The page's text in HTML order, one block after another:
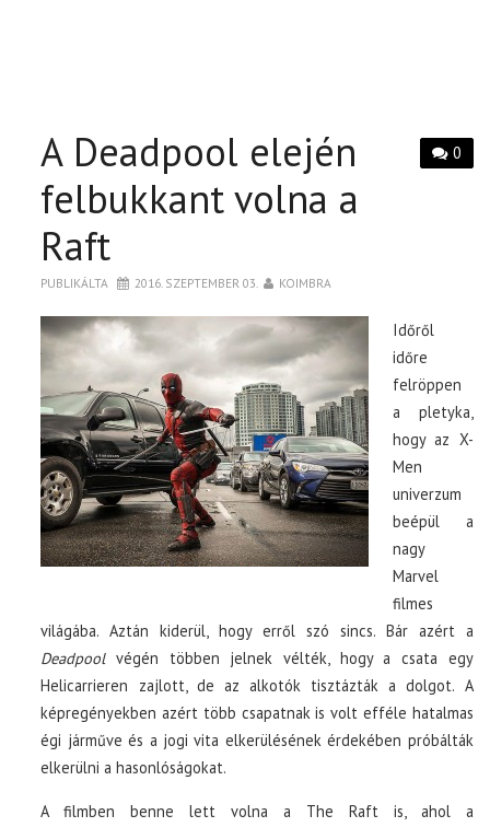
0
A Deadpool elején
felbukkant volna a
Raft
PUBLIKÁLTA 2016. SZEPTEMBER 03. KOIMBRA
Időről
időre
felröppen
a pletyka,
hogy az X-
Men
univerzum
beépül a
nagy
Marvel
filmes
világába. Aztán kiderül, hogy erről szó sincs. Bár azért a
Deadpoolvégén többen jelnek vélték, hogy a csata egy
Helicarrieren zajlott, de az alkotók tisztázták a dolgot. A
képregényekben azért több csapatnak is volt efféle hatalmas
égi járműve és a jogi vita elkerülésének érdekében próbálták
elkerülni a hasonlóságokat.
A filmben benne lett volna a The Raft is, ahol a